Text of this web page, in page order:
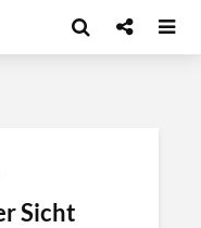
Sicht